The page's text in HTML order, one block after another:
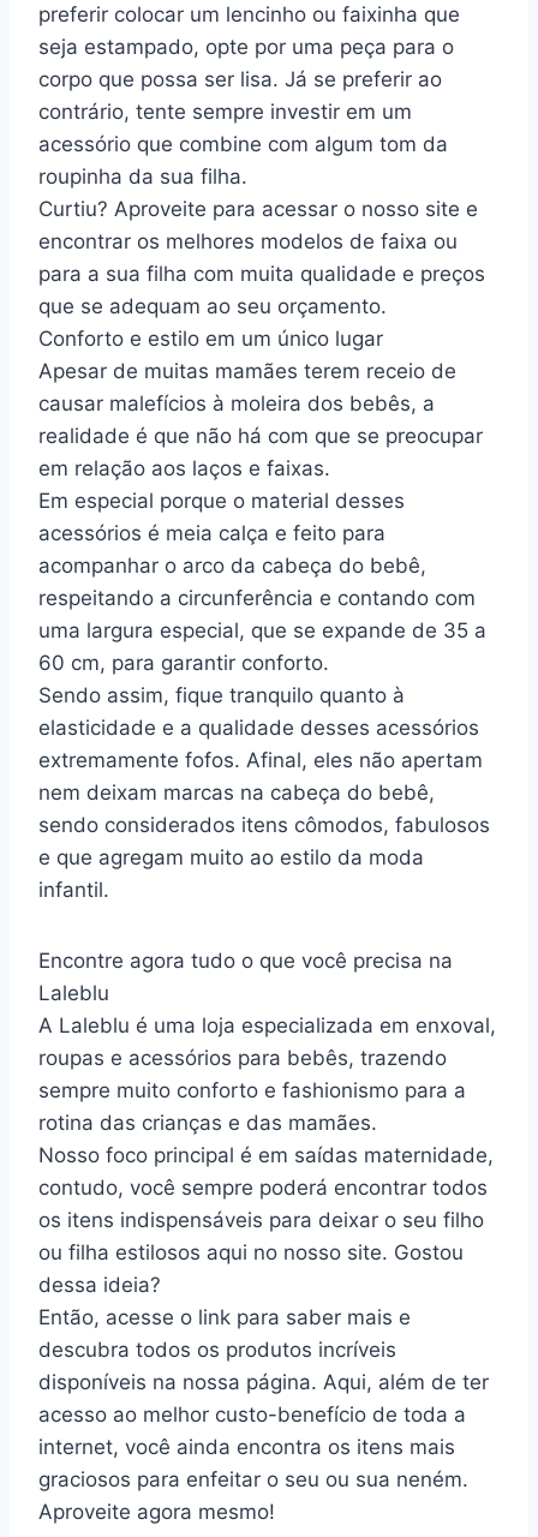
preferir colocar um lencinho ou faixinha que
seja estampado, opte por uma peça para o
corpo que possa ser lisa. Já se preferir ao
contrário, tente sempre investir em um
acessório que combine com algum tom da
roupinha da sua filha.
Curtiu? Aproveite para acessar o nosso site e
encontrar os melhores modelos de faixa ou
para a sua filha com muita qualidade e preços
que se adequam ao seu orçamento.
Conforto e estilo em um único lugar
Apesar de muitas mamães terem receio de
causar malefícios à moleira dos bebês, a
realidade é que não há com que se preocupar
em relação aos laços e faixas.
Em especial porque o material desses
acessórios é meia calça e feito para
acompanhar o arco da cabeça do bebê,
respeitando a circunferência e contando com
uma largura especial, que se expande de 35 a
60 cm, para garantir conforto.
Sendo assim, fique tranquilo quanto à
elasticidade e a qualidade desses acessórios
extremamente fofos. Afinal, eles não apertam
nem deixam marcas na cabeça do bebê,
sendo considerados itens cômodos, fabulosos
e que agregam muito ao estilo da moda
infantil.
Encontre agora tudo o que você precisa na
Laleblu
A Laleblu é uma loja especializada em enxoval,
roupas e acessórios para bebês, trazendo
sempre muito conforto e fashionismo para a
rotina das crianças e das mamães.
Nosso foco principal é em saídas maternidade,
contudo, você sempre poderá encontrar todos
os itens indispensáveis para deixar o seu filho
ou filha estilosos aqui no nosso site. Gostou
dessa ideia?
Então, acesse o link para saber mais e
descubra todos os produtos incríveis
disponíveis na nossa página. Aqui, além de ter
acesso ao melhor custo-benefício de toda a
internet, você ainda encontra os itens mais
graciosos para enfeitar o seu ou sua neném.
Aproveite agora mesmo!